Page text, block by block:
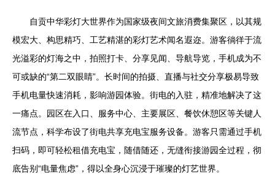
自贡中华彩灯大世界作为国家级夜间文旅消费集聚区，以其规
模宏大、构思精巧、工艺精湛的彩灯艺术闻名遐迩。游客徜徉于流
光溢彩的灯海之中，拍照打卡、分享见闻、导航导览，手机成为不
可或缺的“第二双眼睛”。长时间的拍摄、直播与社交分享极易导致
手机电量快速消耗，影响游园体验。街电的入驻，精准地解决了这
一痛点。园区在入口、服务中心、主要展区、餐饮休憩区等关键人
流节点，科学布设了街电共享充电宝服务设备。游客只需通过手机
扫码，即可轻松租借充电宝，随借随还，无缝衔接游园全过程，彻
底告别“电量焦虑”，得以全身心沉浸于璀璨的灯艺世界。